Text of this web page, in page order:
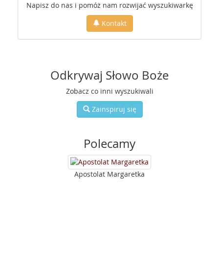
Napisz do nas i pomóż nam rozwijać wyszukiwarkę
Kontakt
Odkrywaj Słowo Boże
Zobacz co inni wyszukiwali
Zainspiruj się
Polecamy
Apostolat Margaretka